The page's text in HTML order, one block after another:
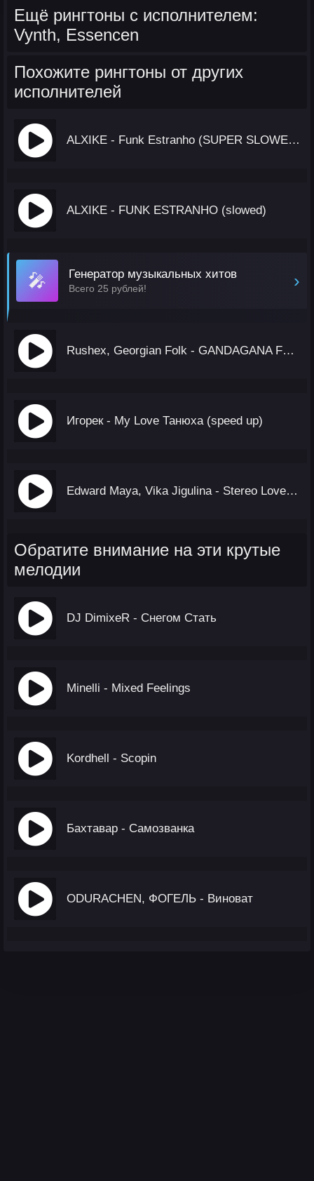
Ещё рингтоны с исполнителем:
Vynth, Essencen
Похожите рингтоны от других
исполнителей
ALXIKE - Funk Estranho (SUPER SLOWED)
ALXIKE - FUNK ESTRANHO (slowed)
🎤 Генератор музыкальных хитов
Всего 25 рублей! ›
Rushex, Georgian Folk - GANDAGANA FUNK
Игорек - My Love Танюха (speed up)
Edward Maya, Vika Jigulina - Stereo Love (Deluxe Version)
Обратите внимание на эти крутые
мелодии
DJ DimixeR - Снегом Стать
Minelli - Mixed Feelings
Kordhell - Scopin
Бахтавар - Самозванка
ODURACHEN, ФОГЕЛЬ - Виноват